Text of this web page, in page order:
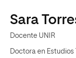
Sara
Docente UNIR
Doctora en